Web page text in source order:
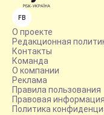
FB
О проекте
Редакционная
Контакты
Команда
О компании
Реклама
Правила пользования
Правовая информация
Политика